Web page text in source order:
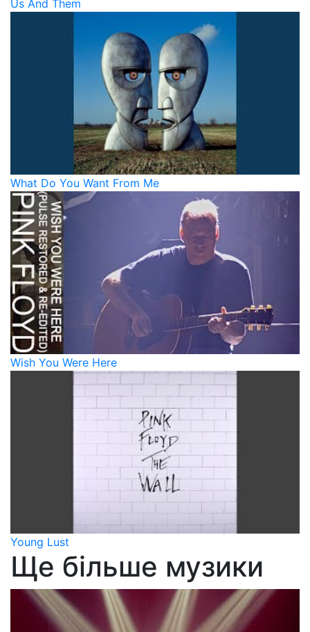
Us And Them
What Do You Want From Me
Wish You Were Here
Young Lust
Ще більше музики